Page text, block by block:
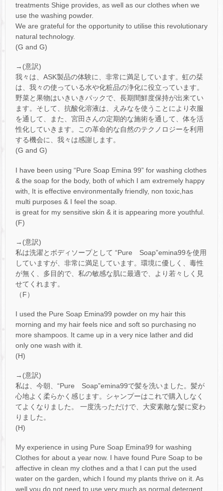
treatments Shige provides, as well as our clothes when we
use the washing powder.
We are grateful for the opportunity to utilise this revolutionary
natural technology.
(G and G)
→(意訳)
我々は、ASK製品の体験に、非常に満足しています。虹の栞
は、我々の使っている水や化粧品の浄化に役立っています。
野菜と果物はいきいきパックで、長期間鮮度保持が出来てい
ます。そして、抗酸化溶液は、えみなを使うことにより衣服
を通して、また、宮田さんの定期的な施術を通して、体を活
性化していきます。この革命的な自然のテクノロジーを利用
する機会に、我々は感謝します。
(G and G)
I have been using “Pure Soap Emina 99” for washing clothes
& the soap for the body, both of which I am extremely happy
with, It is effective environmentally friendly, non toxic,has
multi purposes & I feel the soap.
is great for my sensitive skin & it is appearing more youthful.
(F)
→(意訳)
私は洗濯とボディソープとして “Pure Soap”emina99を使用
していますが、非常に満足しています。環境に優しく、毒性
が無く、多目的で、私の敏感な肌に最適で、より若々しく見
せてくれます。
（F）
I used the Pure Soap Emina99 powder on my hair this
morning and my hair feels nice and soft so purchasing no
more shampoos. It came up in a very nice lather and did
only one wash with it.
(H)
→(意訳)
私は、今朝、“Pure Soap”emina99で髪を洗いました。髪が
心地よく柔らかく感じます。シャンプーはこれで購入しなく
てよくなりました。 一度洗っただけで、大変素敵な髪に変わ
りました。
(H)
My experience in using Pure Soap Emina99 for washing
Clothes for about a year now. I have found Pure Soap to be
affective in clean my clothes and a that I can put the used
water on the garden, which I found my plants thrive on it. As
well you do not need to use very much as normal detergent.